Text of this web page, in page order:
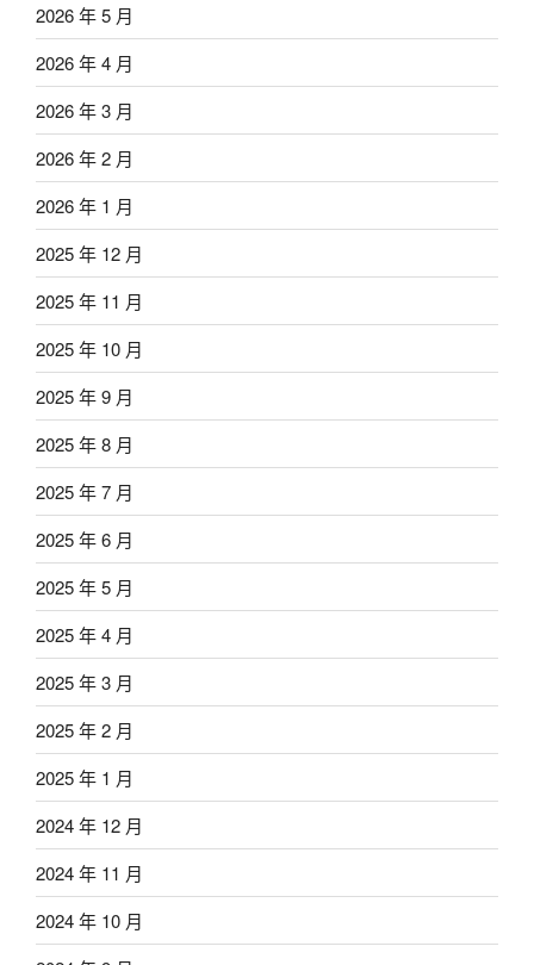
2026 年 5 月
2026 年 4 月
2026 年 3 月
2026 年 2 月
2026 年 1 月
2025 年 12 月
2025 年 11 月
2025 年 10 月
2025 年 9 月
2025 年 8 月
2025 年 7 月
2025 年 6 月
2025 年 5 月
2025 年 4 月
2025 年 3 月
2025 年 2 月
2025 年 1 月
2024 年 12 月
2024 年 11 月
2024 年 10 月